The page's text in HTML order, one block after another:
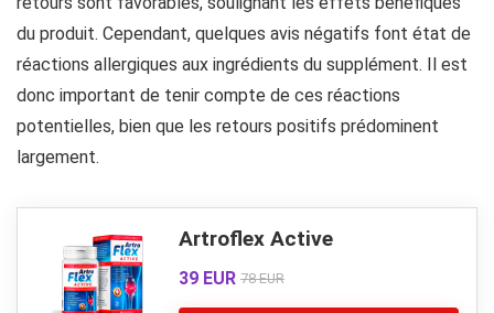
du produit. Cependant, quelques avis négatifs font état de
réactions allergiques aux ingrédients du supplément. Il est
donc important de tenir compte de ces réactions
potentielles, bien que les retours positifs prédominent
largement.
Artroflex Active
39 EUR 78 EUR